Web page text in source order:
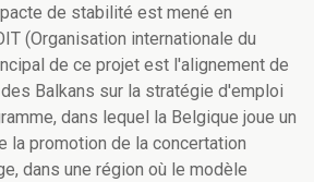
de stabilité est mené en
(Organisation internationale du
de ce projet est l'alignement de
Balkans sur la stratégie d'emploi
dans lequel la Belgique joue un
la promotion de la concertation
dans une région où le modèle